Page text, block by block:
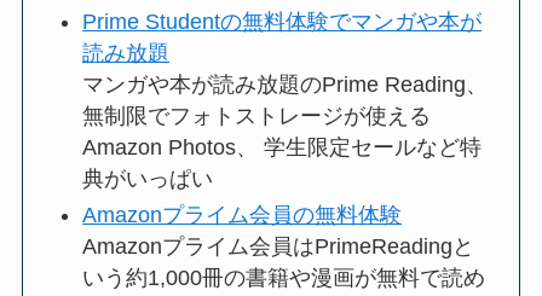
Prime Studentの無料体験でマンガや本が
読み放題
マンガや本が読み放題のPrime Reading、
無制限でフォトストレージが使える
Amazon Photos、 学生限定セールなど特
典がいっぱい
Amazonプライム会員の無料体験
Amazonプライム会員はPrimeReadingと
いう約1,000冊の書籍や漫画が無料で読め